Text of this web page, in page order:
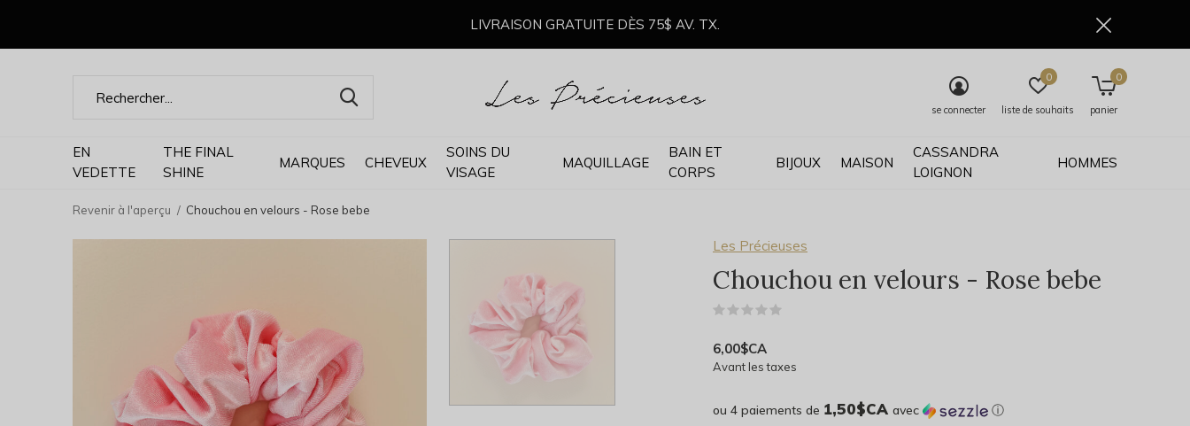
EN
VEDETTE
THE FINAL
SHINE
MARQUES CHEVEUX
SOINS DU
VISAGE
MAQUILLAGE
BAIN ET
CORPS
BIJOUX MAISON
CASSANDRA
LOIGNON
HOMMES
se connecter liste de souhaits
0
panier
0
LIVRAISON GRATUITE DÈS 75$ AV. TX.
Revenir à l'aperçu Chouchou en velours - Rose bebe
Les Précieuses
Chouchou en velours - Rose bebe
6,00$CA
Avant les taxes
ou 4 paiements de 1,50$CA avec ⓘ